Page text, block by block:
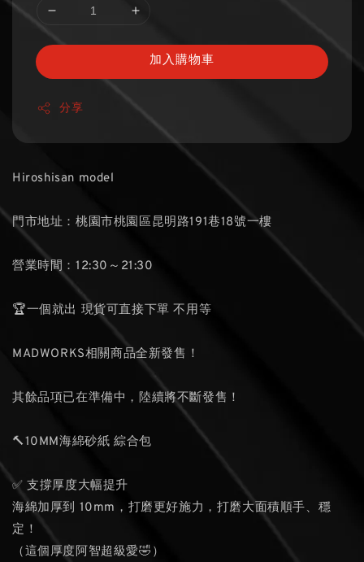
加入購物車
分享
Hiroshisan model
門市地址：桃園市桃園區昆明路191巷18號一樓
營業時間：12:30～21:30
🏆一個就出 現貨可直接下單 不用等
MADWORKS相關商品全新發售！
其餘品項已在準備中，陸續將不斷發售！
🔨10MM海綿砂紙 綜合包
✅ 支撐厚度大幅提升
海綿加厚到 10mm，打磨更好施力，打磨大面積順手、穩
定！
（這個厚度阿智超級愛🤣）